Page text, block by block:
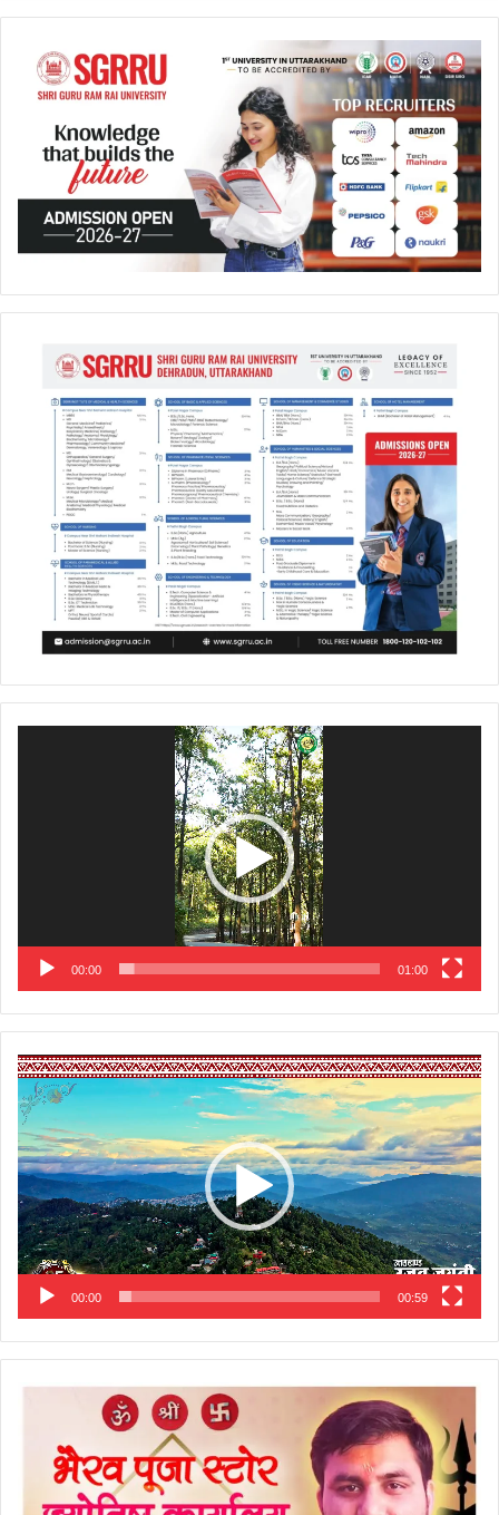
00:00 01:00
Video
Player
00:00 00:59